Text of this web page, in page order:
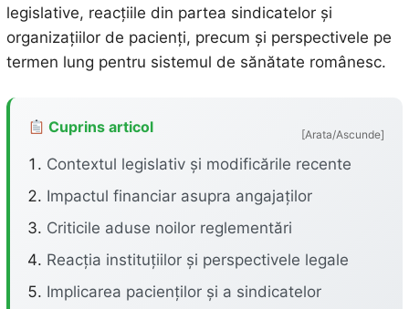
legislative, reacțiile din partea sindicatelor și
organizațiilor de pacienți, precum și perspectivele pe
termen lung pentru sistemul de sănătate românesc.
Cuprins articol [Arata/Ascunde]
Contextul legislativ și modificările recente
Impactul financiar asupra angajaților
Criticile aduse noilor reglementări
Reacția instituțiilor și perspectivele legale
Implicarea pacienților și a sindicatelor